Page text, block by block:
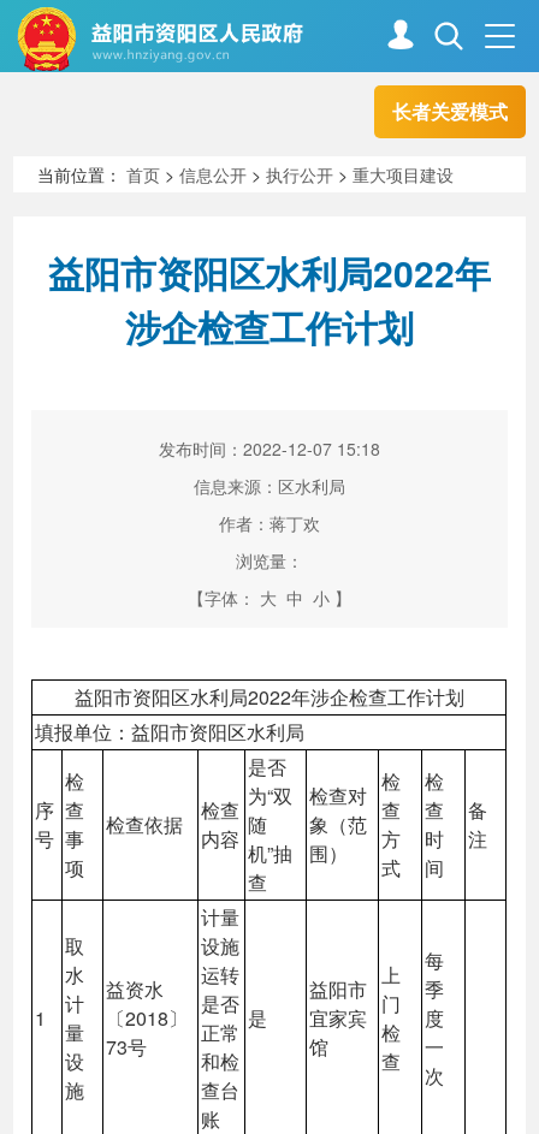
长者关爱模式
走进资阳
新闻中心 解读回应
当前位置：首页 >信息公开 >执行公开 >重大项目建设
益阳市资阳区水利局2022年
涉企检查工作计划
发布时间：2022-12-07 15:18
信息来源：区水利局
作者：蒋丁欢
浏览量：
【字体： 大 中 小 】
益阳市资阳区水利局2022年涉企检查工作计划
填报单位：益阳市资阳区水利局
序
号
检
查
事
项
检查依据
检查
内容
是否
为“双
随
机”抽
查
检查对
象（范
围）
检
查
方
式
检
查
时
间
备
注
1
取
水
计
量
设
施
益资水
〔2018〕
73号
计量
设施
运转
是否
正常
和检
查台
账
是
益阳市
宜家宾
馆
上
门
检
查
每
季
度
一
次